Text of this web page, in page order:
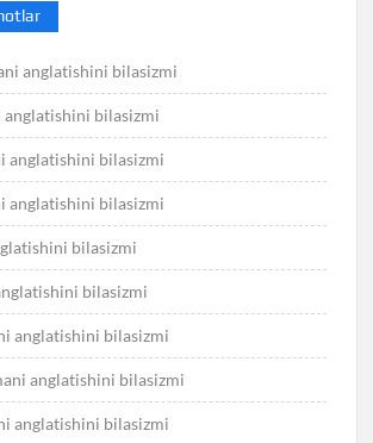
anglatishini bilasizmi
bilasizmi
anglatishini bilasizmi
anglatishini bilasizmi
bilasizmi
bilasizmi
anglatishini bilasizmi
anglatishini bilasizmi
anglatishini bilasizmi